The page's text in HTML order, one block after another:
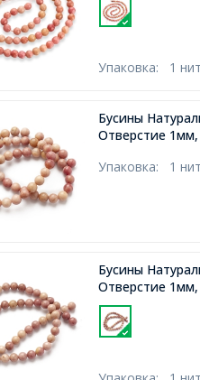
Упаковка: 1
Бусины
Отверстие
Упаковка: 1
Бусины
Отверстие